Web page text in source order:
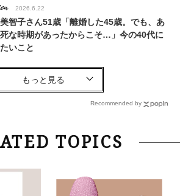
2026.6.22
智子さん51歳「離婚した45歳。でも、あ
な時期があったからこそ…」今の40代に
いこと
代コンサバ派】白Tシャツは「パール×ゴー
2026.7.29
いですね」は褒め言葉？“若い＝美しい”と
連載22】
Recommended by
TOPICS